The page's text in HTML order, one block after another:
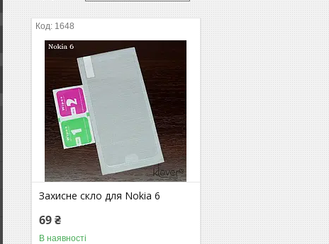
1648
Захисне скло для Nokia 6
69 ₴
В наявності